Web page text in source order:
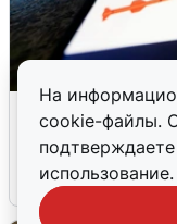
На
cookie-файлы.
использование.
Ночью в
сирены
8 августа 0